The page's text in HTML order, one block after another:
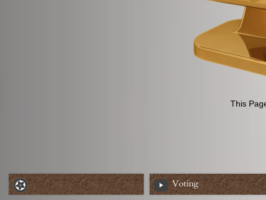
This
Voting